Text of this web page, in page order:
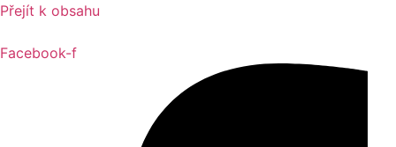
Přejít k obsahu
Facebook-f